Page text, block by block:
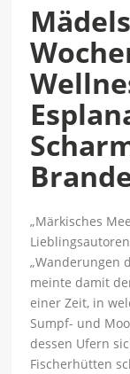
„Märkisches
„Wanderungen
meinte damit
einer Zeit, in
Sumpf- und
dessen Ufern
Fischerhütten